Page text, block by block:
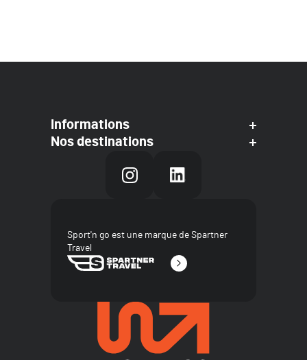
Informations
Nos destinations
Sport'n go est une marque de Spartner
Travel